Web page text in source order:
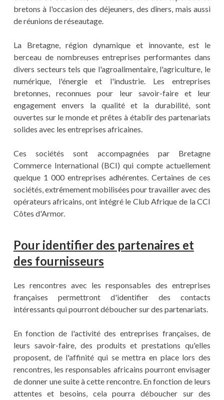
bretons à l'occasion des déjeuners, des dîners, mais aussi
de réunions de réseautage.
La Bretagne, région dynamique et innovante, est le
berceau de nombreuses entreprises performantes dans
divers secteurs tels que l'agroalimentaire, l'agriculture, le
numérique, l'énergie et l'industrie. Les entreprises
bretonnes, reconnues pour leur savoir-faire et leur
engagement envers la qualité et la durabilité, sont
ouvertes sur le monde et prêtes à établir des partenariats
solides avec les entreprises africaines.
Ces sociétés sont accompagnées par Bretagne
Commerce International (BCI) qui compte actuellement
quelque 1 000 entreprises adhérentes. Certaines de ces
sociétés, extrêmement mobilisées pour travailler avec des
opérateurs africains, ont intégré le Club Afrique de la CCI
Côtes d'Armor.
Pour identifier des partenaires et
des fournisseurs
Les rencontres avec les responsables des entreprises
françaises permettront d'identifier des contacts
intéressants qui pourront déboucher sur des partenariats.
En fonction de l'activité des entreprises françaises, de
leurs savoir-faire, des produits et prestations qu'elles
proposent, de l'affinité qui se mettra en place lors des
rencontres, les responsables africains pourront envisager
de donner une suite à cette rencontre. En fonction de leurs
attentes et besoins, cela pourra déboucher sur des